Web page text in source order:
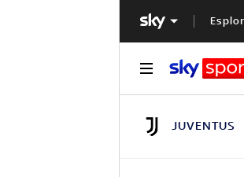
JUVENTUS